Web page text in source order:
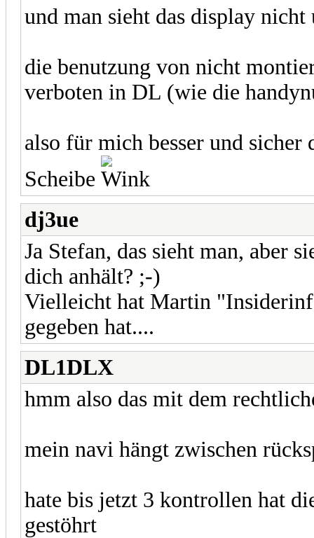
und man sieht das display
die benutzung von nicht
verboten in DL (wie die
also für mich besser und sicher
Scheibe
dj3ue
Ja Stefan, das sieht man, aber
dich anhält? ;-)
Vielleicht hat Martin
gegeben hat....
DL1DLX
hmm also das mit dem
mein navi hängt zwischen
hate bis jetzt 3 kontrollen hat
gestöhrt